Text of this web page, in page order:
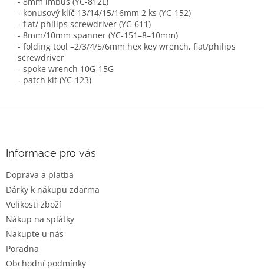
- konusový klíč 13/14/15/16mm 2 ks (YC-152)
- flat/ philips screwdriver (YC-611)
- 8mm/10mm spanner (YC-151–8–10mm)
- folding tool –2/3/4/5/6mm hex key wrench, flat/philips
screwdriver
- spoke wrench 10G-15G
- patch kit (YC-123)
Informace pro vás
Doprava a platba
Dárky k nákupu zdarma
Velikosti zboží
Nákup na splátky
Nakupte u nás
Poradna
Obchodní podmínky